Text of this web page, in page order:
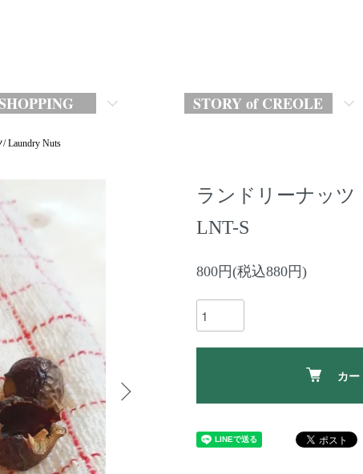
STORY of CREOLE
Laundry Nuts
ランドリーナッツ
LNT-S
800円(税込880円)
カ